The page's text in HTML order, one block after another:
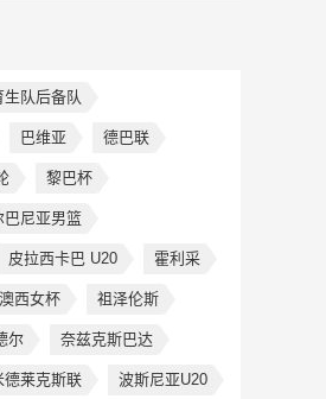
生队后备队
巴维亚 德巴联
黎巴杯
巴尼亚男篮
皮拉西卡巴 U20 霍利采
澳西女杯 祖泽伦斯
尔 奈兹克斯巴达
德莱克斯联 波斯尼亚U20